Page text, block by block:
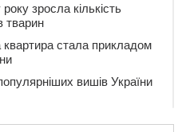
зросла кількість
тварин
стала прикладом
вишів України